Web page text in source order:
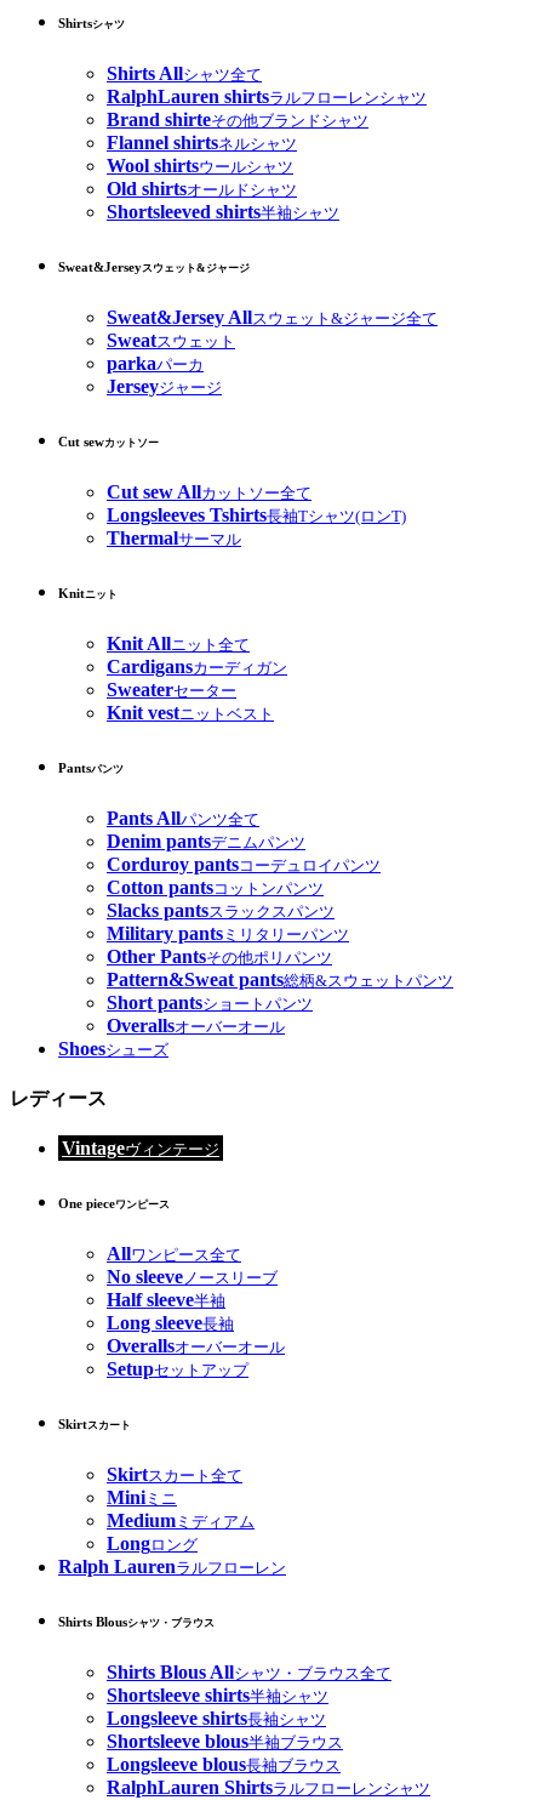
Shirtsシャツ
Shirts Allシャツ全て
RalphLauren shirtsラルフローレンシャツ
Brand shirteその他ブランドシャツ
Flannel shirtsネルシャツ
Wool shirtsウールシャツ
Old shirtsオールドシャツ
Shortsleeved shirts半袖シャツ
Sweat&Jerseyスウェット&ジャージ
Sweat&Jersey Allスウェット&ジャージ全て
Sweatスウェット
parkaパーカ
Jerseyジャージ
Cut sewカットソー
Cut sew Allカットソー全て
Longsleeves Tshirts長袖Tシャツ(ロンT)
Thermalサーマル
Knitニット
Knit Allニット全て
Cardigansカーディガン
Sweaterセーター
Knit vestニットベスト
Pantsパンツ
Pants Allパンツ全て
Denim pantsデニムパンツ
Corduroy pantsコーデュロイパンツ
Cotton pantsコットンパンツ
Slacks pantsスラックスパンツ
Military pants ミリタリーパンツ
Other Pantsその他ポリパンツ
Pattern&Sweat pants総柄&スウェットパンツ
Short pantsショートパンツ
Overallsオーバーオール
Shoesシューズ
レディース
Vintageヴィンテージ
One pieceワンピース
Allワンピース全て
No sleeveノースリーブ
Half sleeve半袖
Long sleeve長袖
Overallsオーバーオール
Setupセットアップ
Skirtスカート
Skirtスカート全て
Miniミニ
Medium ミディアム
Longロング
Ralph Laurenラルフローレン
Shirts Blousシャツ・ブラウス
Shirts Blous Allシャツ・ブラウス全て
Shortsleeve shirts半袖シャツ
Longsleeve shirts長袖シャツ
Shortsleeve blous半袖ブラウス
Longsleeve blous長袖ブラウス
RalphLauren Shirtsラルフローレンシャツ